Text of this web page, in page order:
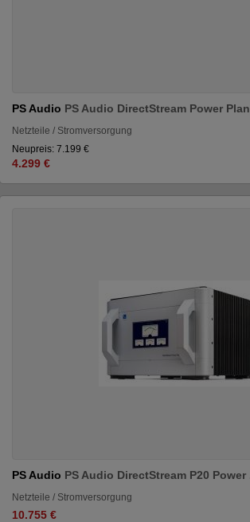
PS Audio PS Audio DirectStream Power
Netzteile / Stromversorgung
Neupreis: 7.199 €
4.299 €
PS Audio PS Audio DirectStream P20 Power
Netzteile / Stromversorgung
10.755 €